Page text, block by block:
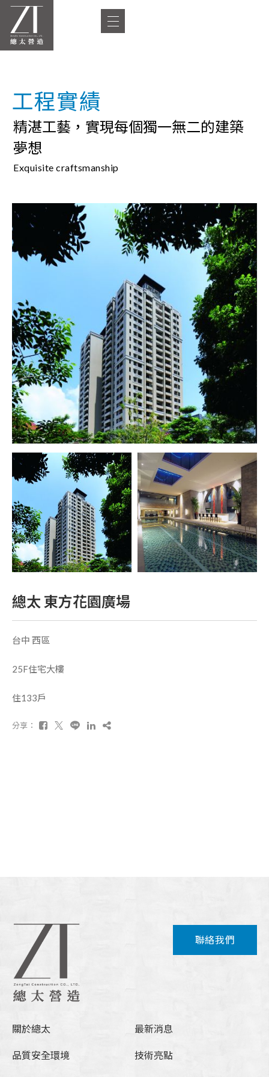
工程實績
精湛工藝，實現每個獨一無二的建築
夢想
Exquisite craftsmanship
總太 東方花園廣場
台中 西區
25F住宅大樓
住133戶
分享：
關於總太 最新消息
品質安全環境 技術亮點
聯絡我們